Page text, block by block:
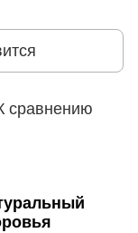
сравнению